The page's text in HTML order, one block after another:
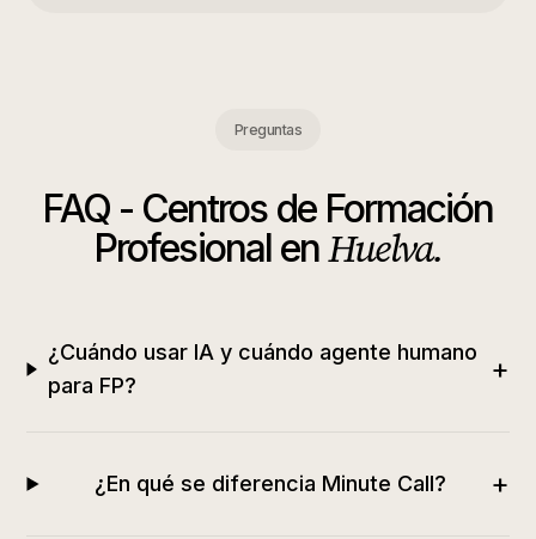
Preguntas
FAQ - Centros de Formación
ProfesionalenHuelva.
¿Cuándo usar IA y cuándo agente humano
para FP?
+
¿En qué se diferencia Minute Call? +